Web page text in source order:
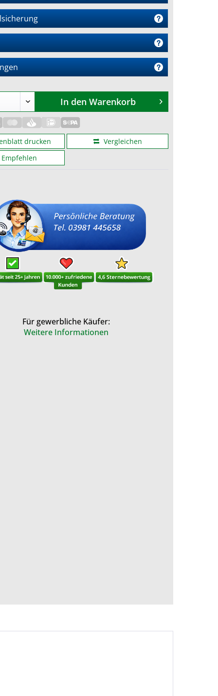
In den Warenkorb
drucken
Vergleichen
Empfehlen
Für gewerbliche Käufer:
Weitere Informationen